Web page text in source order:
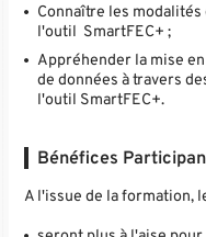
Connaître les
l'outil SmartFEC+ ;
Appréhender la mise
de données à travers
l'outil SmartFEC+.
Bénéfices
A l'issue de la formation,